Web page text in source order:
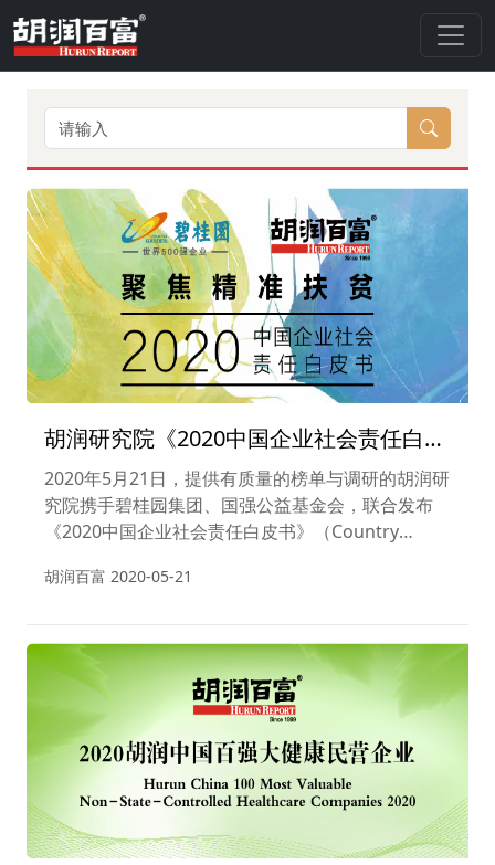
胡润研究院《2020中国企业社会责任白皮
书》：揭示中国CSR三大趋势
2020年5月21日，提供有质量的榜单与调研的胡润研
究院携手碧桂园集团、国强公益基金会，联合发布
《2020中国企业社会责任白皮书》（Country
2020）。
胡润百富 2020-05-21